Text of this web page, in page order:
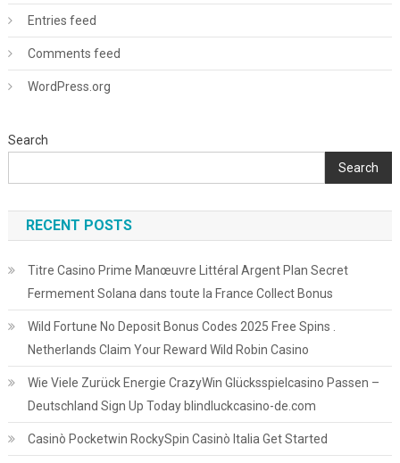
Entries feed
Comments feed
WordPress.org
Search
Search
RECENT POSTS
Titre Casino Prime Manœuvre Littéral Argent Plan Secret
Fermement Solana dans toute la France Collect Bonus
Wild Fortune No Deposit Bonus Codes 2025 Free Spins .
Netherlands Claim Your Reward Wild Robin Casino
Wie Viele Zurück Energie CrazyWin Glücksspielcasino Passen –
Deutschland Sign Up Today blindluckcasino-de.com
Casinò Pocketwin RockySpin Casinò Italia Get Started